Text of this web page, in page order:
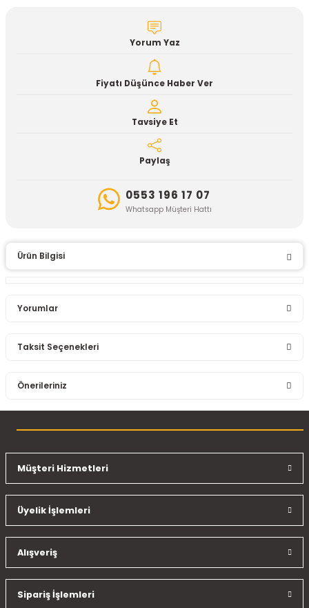
Yorum Yaz
Fiyatı Düşünce Haber Ver
Tavsiye Et
Paylaş
0553 196 17 07
Whatsapp Müşteri Hattı
Ürün Bilgisi
Yorumlar
Taksit Seçenekleri
Önerileriniz
konularda yetersiz gördüğünüz noktaları öneri formunu
Ürün resmi kalitesiz, bozuk veya görüntülenemiyor.
Ürün açıklamasında eksik bilgiler bulunuyor.
Ürün fiyatı diğer sitelerden daha pahalı.
Bu ürüne benzer farklı alternatifler olmalı.
Müşteri Hizmetleri
Üyelik İşlemleri
Alışveriş
Sipariş İşlemleri